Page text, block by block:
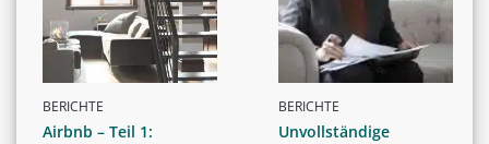
BERICHTE
Airbnb – Teil 1:
BERICHTE
Unvollständige